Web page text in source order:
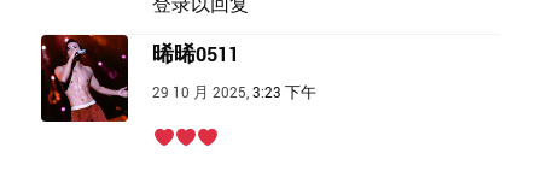
登录以回复
晞晞0511
29 10 月 2025,3:23 下午